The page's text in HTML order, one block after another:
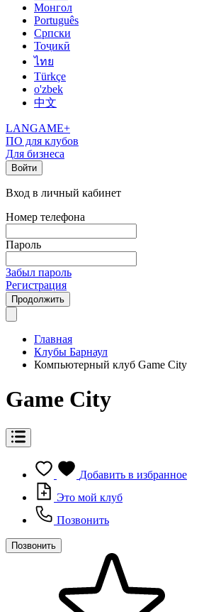
Монгол
Português
Српски
Тоҷикӣ
ไทย
Türkçe
o'zbek
中文
LANGAME+
ПО для клубов
Для бизнеса
Войти
Вход в личный кабинет
Номер телефона
Пароль
Забыл пароль
Регистрация
Продолжить
Главная
Клубы Барнаул
Компьютерный клуб Game City
Game City
Добавить в избранное
Это мой клуб
Позвонить
Позвонить